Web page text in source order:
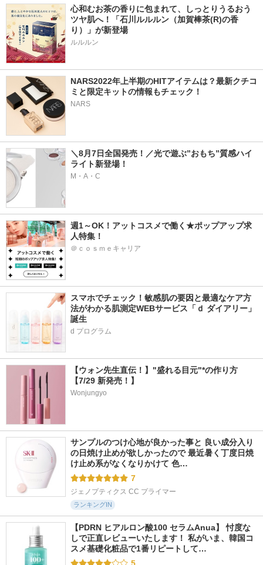
心和むお茶の香りに包まれて、しっとりうるおう
ツヤ肌へ！「石川ルルルン（加賀棒茶(R)の香
り）」が新登場
NARS2022年上半期のHITアイテムは？最新クチコ
ミと限定キットの情報もチェック！
NARS
＼8月7日全国発売！／光で遊ぶ”おもち”質感ハイ
ライト新登場！
M・A・C
週1～OK！アットコスメで働く★ポップアップ求
人特集！
＠ｃｏｓｍｅキャリア
スマホでチェック！敏感肌の要因と最適なケア方
法がわかる肌測定WEBサービス「ｄ ダイアリー」
誕生
d プログラム
【ウォン先生直伝！】"盛れる目元"*の作り方
【7/29 新発売！】
Wonjungyo
サンプルのつけ心地が良かった事と 良い成分入り
の日焼け止めが欲しかったので 最近暑く丁度日焼
け止め系がなくなりかけて 色…
7
ジェノプティクス CC プライマー
ランキングIN
【PDRN ヒアルロン酸100 セラムAnua】 忖度な
しで正直レビューいたします！ 私がいま、韓国コ
スメ基礎化粧品で1番リピートして…